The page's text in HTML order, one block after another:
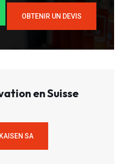
OBTENIR UN DEVIS
en Suisse
SA